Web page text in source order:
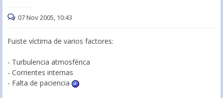
07 Nov 2005, 10:43
Fuiste víctima de varios factores:
- Turbulencia atmosférica
- Corrientes internas
- Falta de paciencia